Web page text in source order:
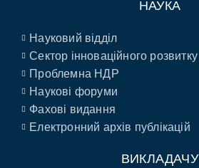
НАУКА
Науковий відділ
Сектор інноваційного розвитку
Проблемна НДР
Наукові форуми
Фахові видання
Електронний архів публікацій
ВИКЛАДАЧУ